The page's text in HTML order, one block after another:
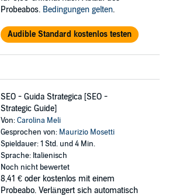
Probeabos. Bedingungen gelten.
Audible Standard kostenlos testen
SEO - Guida Strategica [SEO -
Strategic Guide]
Von:Carolina Meli
Gesprochen von: Maurizio Mosetti
Spieldauer: 1 Std. und 4 Min.
Sprache: Italienisch
Noch nicht bewertet
8,41 € oder kostenlos mit einem
Probeabo. Verlängert sich automatisch